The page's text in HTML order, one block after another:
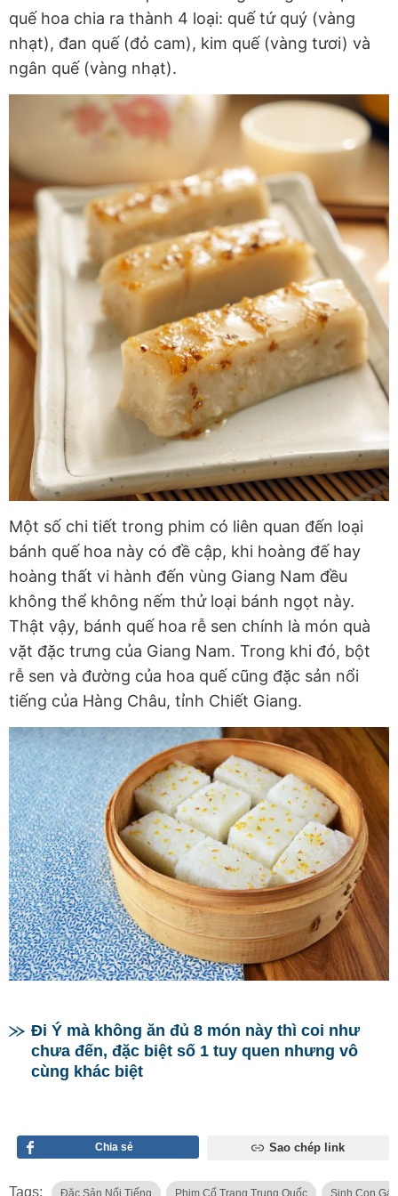
quế hoa chia ra thành 4 loại: quế tứ quý (vàng
nhạt), đan quế (đỏ cam), kim quế (vàng tươi) và
ngân quế (vàng nhạt).
Một số chi tiết trong phim có liên quan đến loại
bánh quế hoa này có đề cập, khi hoàng đế hay
hoàng thất vi hành đến vùng Giang Nam đều
không thể không nếm thử loại bánh ngọt này.
Thật vậy, bánh quế hoa rễ sen chính là món quà
vặt đặc trưng của Giang Nam. Trong khi đó, bột
rễ sen và đường của hoa quế cũng đặc sản nổi
tiếng của Hàng Châu, tỉnh Chiết Giang.
Đi Ý mà không ăn đủ 8 món này thì coi như
chưa đến, đặc biệt số 1 tuy quen nhưng vô
cùng khác biệt
Chia sẻ Sao chép link
Tags: Đặc Sản Nổi Tiếng Phim Cổ Trang Trung Quốc Sinh Con Gái